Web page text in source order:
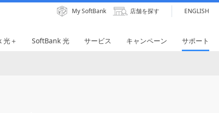
My SoftBank 店舗を探す ENGLISH
光＋ SoftBank 光 サービス キャンペーン サポート